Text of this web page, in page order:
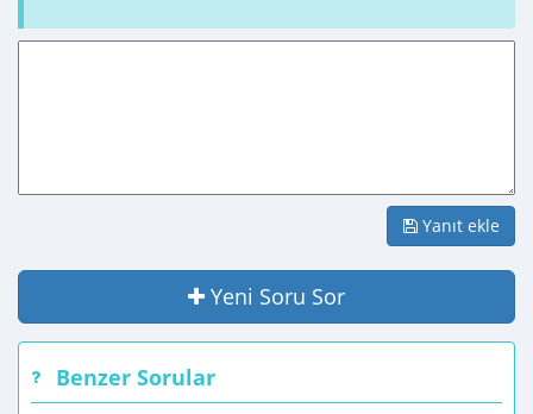
Yanıt ekle
Yeni Soru Sor
Benzer Sorular